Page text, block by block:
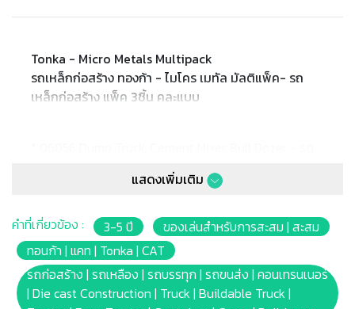
Tonka - Micro Metals Multipack
รถเหล็กก่อสร้าง ทองก้า - ไมโคร เมทัล มัลติแพ็ค- รถ
เหล็กก่อสร้าง แพ็ค 3ชิ้น คละแบบ
* 06057 Police Cruiser, Fire Truck, Rescue Copter - รถ
* 06058 Park Ranger SUV, Ranger Copter, Ranger Pick
Up - รถพิทักษ์ป่า เฮลิคอปเตอร์ลาดตระเวน รถกระบะ
* Blister Card
* มีเสียง มีไฟ
* Material: ABS 75%; Electronic 15%; Metal 5%; Paint
แสดงเพิ่มเติม
คำที่เกี่ยวข้อง : 3-5 ปี
ของเล่นสำหรับการสะสม | สะสม
ทอนก้า | แคท | Tonka | CAT
รถก่อสร้าง | รถเหลือง | รถบรรทุก | รถขนส่ง | คอนเทรนเนอร์
| Die cast Construction | Truck | Buildable Truck |